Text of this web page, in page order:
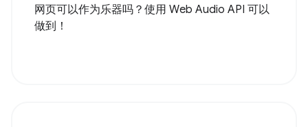
网页可以作为乐器吗？使用 Web Audio API 可以
做到！